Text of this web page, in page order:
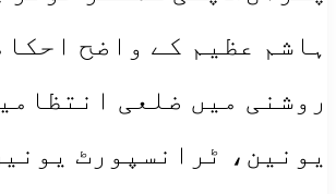
ہاشم عظیم کے واضح
روشنی میں ضلعی
یونین، ٹرانسپورٹ